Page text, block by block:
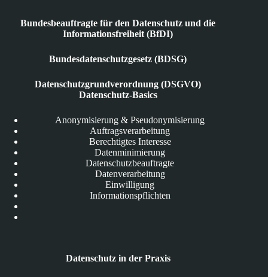
Bundesbeauftragte für den Datenschutz und die
Informationsfreiheit (BfDI)
Bundesdatenschutzgesetz (BDSG)
Datenschutzgrundverordnung (DSGVO)
Datenschutz-Basics
Anonymisierung & Pseudonymisierung
Auftragsverarbeitung
Berechtigtes Interesse
Datenminimierung
Datenschutzbeauftragte
Datenverarbeitung
Einwilligung
Informationspflichten
Datenschutz in der Praxis